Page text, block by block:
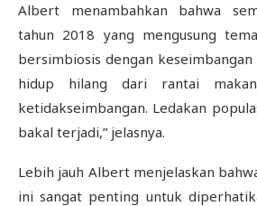
Albert menambahkan bahwa
tahun 2018 yang mengusung
bersimbiosis dengan keseimbangan
hidup hilang dari rantai
ketidakseimbangan. Ledakan
bakal terjadi,” jelasnya.
Lebih jauh Albert menjelaskan
ini sangat penting untuk